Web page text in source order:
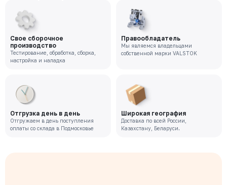
Свое сборочное
производство
Тестирование, обработка, сборка,
настройка и наладка
Правообладатель
Мы являемся владельцами
собственной марки VALSTOK
Отгрузка день в день
Отгружаем в день поступления
оплаты со склада в Подмосковье
Широкая география
Доставка по всей России,
Казахстану, Беларуси.